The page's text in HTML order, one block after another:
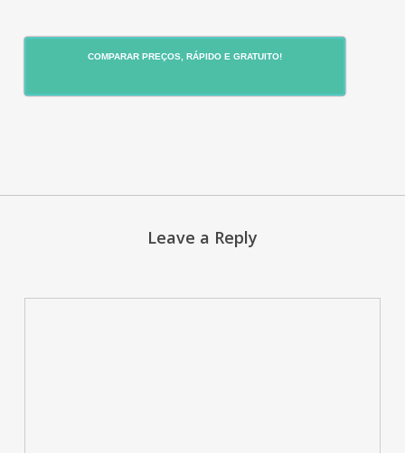
COMPARAR PREÇOS, RÁPIDO E GRATUITO!
Leave a Reply